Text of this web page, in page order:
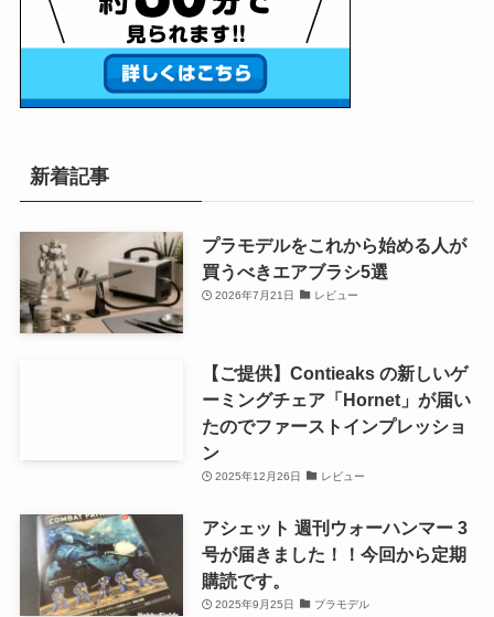
新着記事
プラモデルをこれから始める人が
買うべきエアブラシ5選
2026年7月21日 レビュー
【ご提供】Contieaks の新しいゲ
ーミングチェア「Hornet」が届い
たのでファーストインプレッショ
ン
2025年12月26日 レビュー
アシェット 週刊ウォーハンマー 3
号が届きました！！今回から定期
購読です。
2025年9月25日 プラモデル